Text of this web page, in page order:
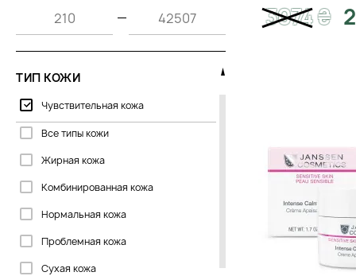
CU Skin
Colorescience
Dermalogica
—
ТИП КОЖИ
Чувствительная кожа
Все типы кожи
Жирная кожа
Комбинированная кожа
Нормальная кожа
Проблемная кожа
Сухая кожа
3074₴